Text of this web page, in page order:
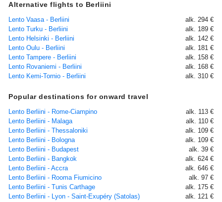
Alternative flights to Berliini
Lento Vaasa - Berliini
alk. 294 €
Lento Turku - Berliini
alk. 189 €
Lento Helsinki - Berliini
alk. 142 €
Lento Oulu - Berliini
alk. 181 €
Lento Tampere - Berliini
alk. 158 €
Lento Rovaniemi - Berliini
alk. 168 €
Lento Kemi-Tornio - Berliini
alk. 310 €
Popular destinations for onward travel
Lento Berliini - Rome-Ciampino
alk. 113 €
Lento Berliini - Malaga
alk. 110 €
Lento Berliini - Thessaloniki
alk. 109 €
Lento Berliini - Bologna
alk. 109 €
Lento Berliini - Budapest
alk. 39 €
Lento Berliini - Bangkok
alk. 624 €
Lento Berliini - Accra
alk. 646 €
Lento Berliini - Rooma Fiumicino
alk. 97 €
Lento Berliini - Tunis Carthage
alk. 175 €
Lento Berliini - Lyon - Saint-Exupéry (Satolas)
alk. 121 €